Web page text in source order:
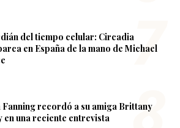
del tiempo celular: Circadia
en España de la mano de Michael
Fanning recordó a su amiga Brittany
en una reciente entrevista